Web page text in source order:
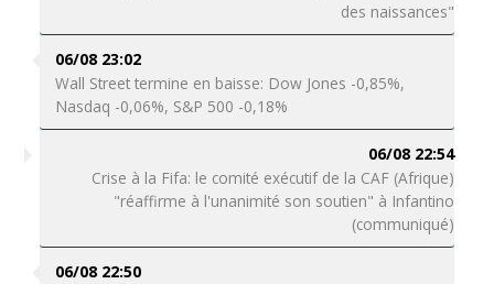
des naissances"
06/08 23:02
Wall Street termine en baisse: Dow Jones -0,85%,
Nasdaq -0,06%, S&P 500 -0,18%
06/08 22:54
Crise à la Fifa: le comité exécutif de la CAF (Afrique)
"réaffirme à l'unanimité son soutien" à Infantino
(communiqué)
06/08 22:50